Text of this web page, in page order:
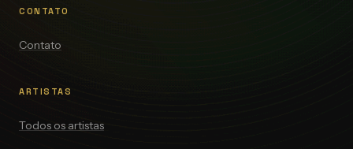
CONTATO
Contato
ARTISTAS
Todos os artistas